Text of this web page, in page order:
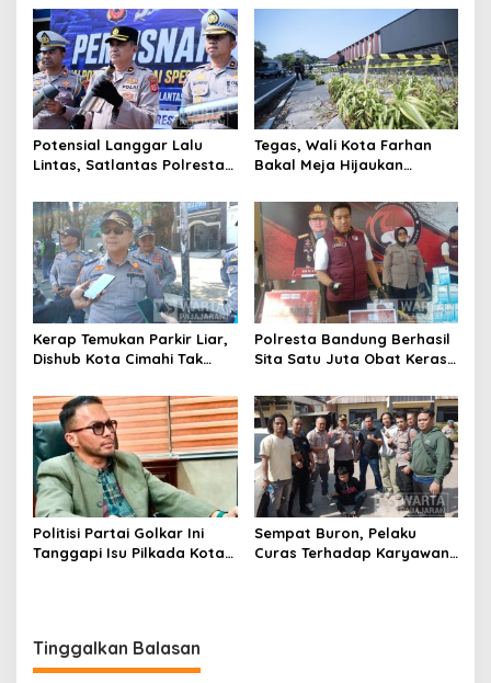
Kota Cimahi
Cimahi Lakukan
Potensial Langgar Lalu
Lintas, Satlantas Polresta
Motor Berknalpot Brong
Tegas, Wali Kota Farhan
Bakal Meja Hijaukan
Riau
Kerap Temukan Parkir Liar,
Dishub Kota Cimahi Tak
Pembinaan
Polresta Bandung Berhasil
Sita Satu Juta Obat Keras
Kasus Narkoba
Politisi Partai Golkar Ini
Tanggapi Isu Pilkada Kota
Sempat Buron, Pelaku
Curas Terhadap Karyawan
Tinggalkan Balasan